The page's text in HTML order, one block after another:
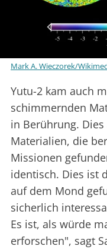
Mark A. Wieczorek/
Yutu-2 kam auch
schimmernden
in Berührung.
Materialien, die
Missionen
identisch. Dies ist
auf dem Mond
sicherlich
Es ist, als würde
erforschen", sagt